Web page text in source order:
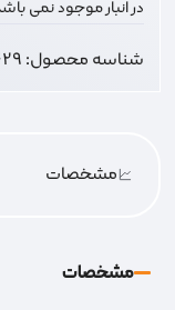
در انبار موجود نمی
شناسه محصول:
مشخصات
مشخصات